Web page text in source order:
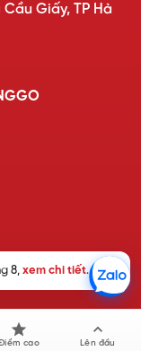
cao Lên đầu
8, xem chi tiết.
Giấy, TP Hà